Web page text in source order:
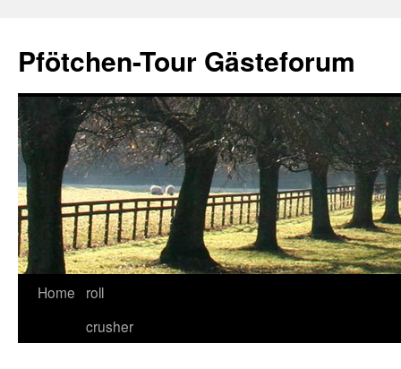
content
Pfötchen-Tour Gästeforum
Home
roll
crusher